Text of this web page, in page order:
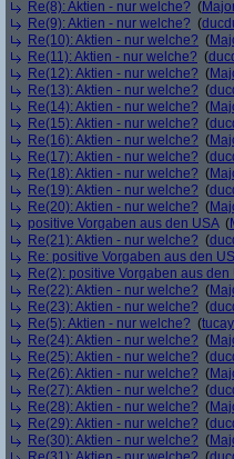
Re(8): Aktien - nur welche? (
Re(9): Aktien - nur welche? (
Re(10): Aktien - nur welche? (
Re(11): Aktien - nur welche? (
Re(12): Aktien - nur welche? (
Re(13): Aktien - nur welche? (
Re(14): Aktien - nur welche? (
Re(15): Aktien - nur welche? (
Re(16): Aktien - nur welche? (
Re(17): Aktien - nur welche? (
Re(18): Aktien - nur welche? (
Re(19): Aktien - nur welche? (
Re(20): Aktien - nur welche? (
positive Vorgaben aus den USA(
Re(21): Aktien - nur welche? (
Re: positive Vorgaben aus den
Re(2): positive Vorgaben aus den
Re(22): Aktien - nur welche? (
Re(23): Aktien - nur welche? (
Re(5): Aktien - nur welche? (tucay
Re(24): Aktien - nur welche? (
Re(25): Aktien - nur welche? (
Re(26): Aktien - nur welche? (
Re(27): Aktien - nur welche? (
Re(28): Aktien - nur welche? (
Re(29): Aktien - nur welche? (
Re(30): Aktien - nur welche? (